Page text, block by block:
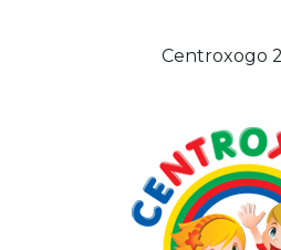
Centroxogo